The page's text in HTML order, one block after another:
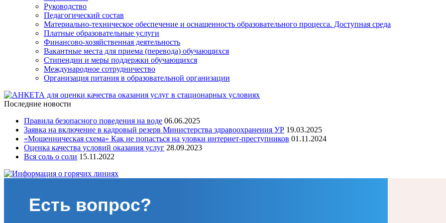
Руководство
Педагогический состав
Материально-техническое обеспечение и оснащенность образовательного процесса. Доступная среда
Платные образовательные услуги
Финансово-хозяйственная деятельность
Вакантные места для приема (перевода) обучающихся
Стипендии и меры поддержки обучающихся
Международное сотрудничество
Организация питания в образовательной организации
Последние новости
Правила безопасного поведения на воде 06.06.2025
Заявка на включение в кадровый резерв Министерства здравоохранения УР 19.03.2025
«Мошенническая схема» Как не попасться на уловки интернет-преступников 01.11.2024
Оценка качества условий оказания услуг 28.09.2023
Вся соль о соли 15.11.2022
Есть вопрос?